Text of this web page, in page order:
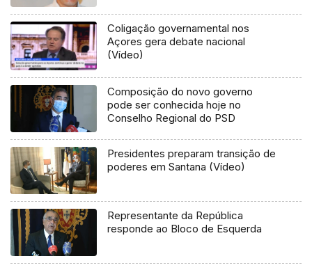
Coligação governamental nos
Açores gera debate nacional
(Vídeo)
Composição do novo governo
pode ser conhecida hoje no
Conselho Regional do PSD
Presidentes preparam transição de
poderes em Santana (Vídeo)
Representante da República
responde ao Bloco de Esquerda